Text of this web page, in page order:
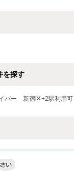
を探す
バー 新宿区+2駅利用可